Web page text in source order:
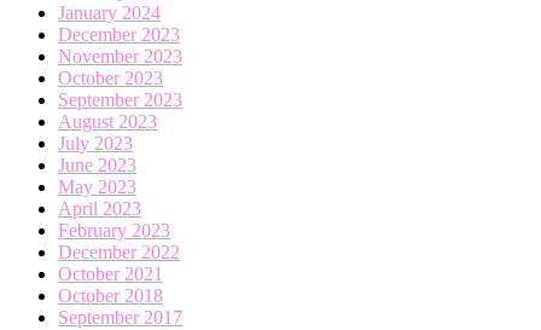
January 2024
December 2023
November 2023
October 2023
September 2023
August 2023
July 2023
June 2023
May 2023
April 2023
February 2023
December 2022
October 2021
October 2018
September 2017